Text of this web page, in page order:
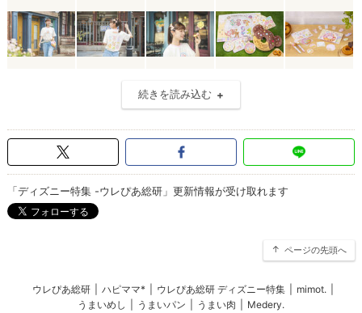
続きを読み込む
「ディズニー特集 -ウレぴあ総研」更新情報が受け取れます
ページの先頭へ
ウレぴあ総研 ハピママ* ウレぴあ総研 ディズニー特集 mimot.
うまいめし
うまいパン うまい肉 Medery.